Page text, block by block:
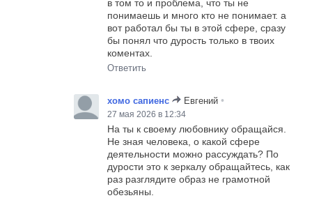
в том то и проблема, что ты не
понимаешь и много кто не понимает. а
вот работал бы ты в этой сфере, сразу
бы понял что дурость только в твоих
коментах.
Ответить
хомо сапиенс Евгений •
27 мая 2026 в 12:34
На ты к своему любовнику обращайся.
Не зная человека, о какой сфере
деятельности можно рассуждать? По
дурости это к зеркалу обращайтесь, как
раз разглядите образ не грамотной
обезьяны.